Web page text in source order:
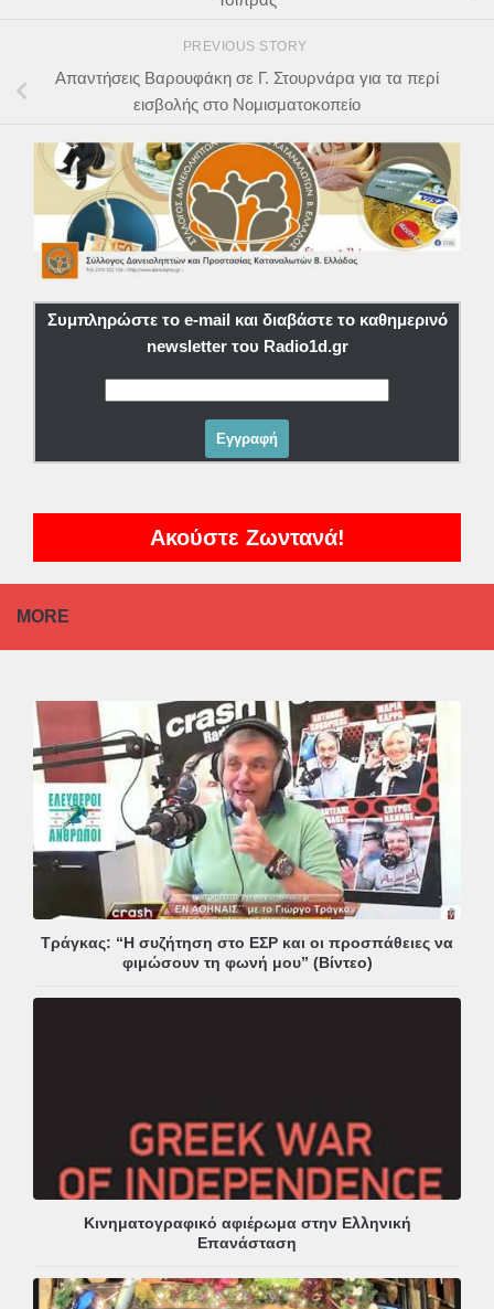
PREVIOUS STORY
Απαντήσεις Βαρουφάκη σε Γ. Στουρνάρα για τα περί
εισβολής στο Νομισματοκοπείο
Συμπληρώστε το e-mail και διαβάστε το καθημερινό
newsletter του Radio1d.gr
Ακούστε Ζωντανά!
MORE
Τράγκας: “Η συζήτηση στο ΕΣΡ και οι προσπάθειες να
φιμώσουν τη φωνή μου” (Βίντεο)
Κινηματογραφικό αφιέρωμα στην Ελληνική
Επανάσταση